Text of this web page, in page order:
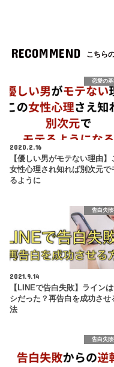
RECOMMEND こちら
恋愛の
2020.2.16
【優しい男がモテない理由】
女性心理され知れば別次元で
るように
告白失
2021.9.14
【LINEで告白失敗】ライン
シだった？再告白を成功させ
法
告白失